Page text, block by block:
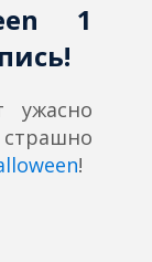
1
ужасно
!